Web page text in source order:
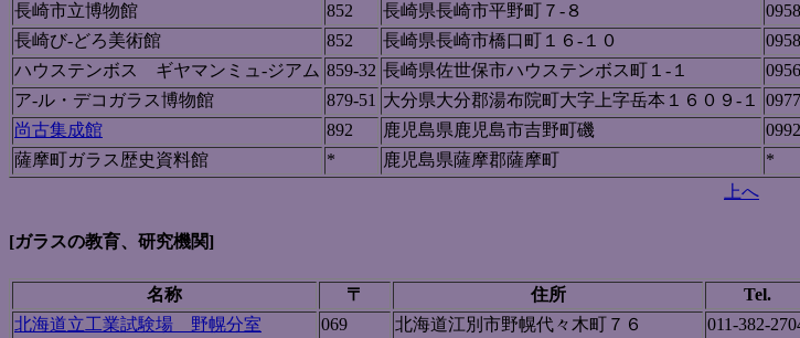
長崎市立博物館
852 長崎県長崎市平野町７-８
長崎び-どろ美術館
852 長崎県長崎市橋口町１６-１０
ハウステンボス ギヤマンミュ-ジアム 859-32 長崎県佐世保市ハウステンボス町１-１
ア-ル・デコガラス博物館
879-51 大分県大分郡湯布院町大字上字岳本１６０９-１
尚古集成館
892 鹿児島県鹿児島市吉野町磯
薩摩町ガラス歴史資料館
* 鹿児島県薩摩郡薩摩町 *
上へ
[ガラスの教育、研究機関]
名称 〒 住所 Tel.
北海道立工業試験場 野幌分室
069 北海道江別市野幌代々木町７６ 011-382-